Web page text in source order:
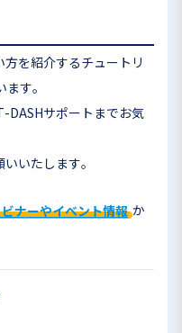
を紹介するチュートリ
す。
DASHサポートまでお気
いたします。
ナーやイベント情報 か